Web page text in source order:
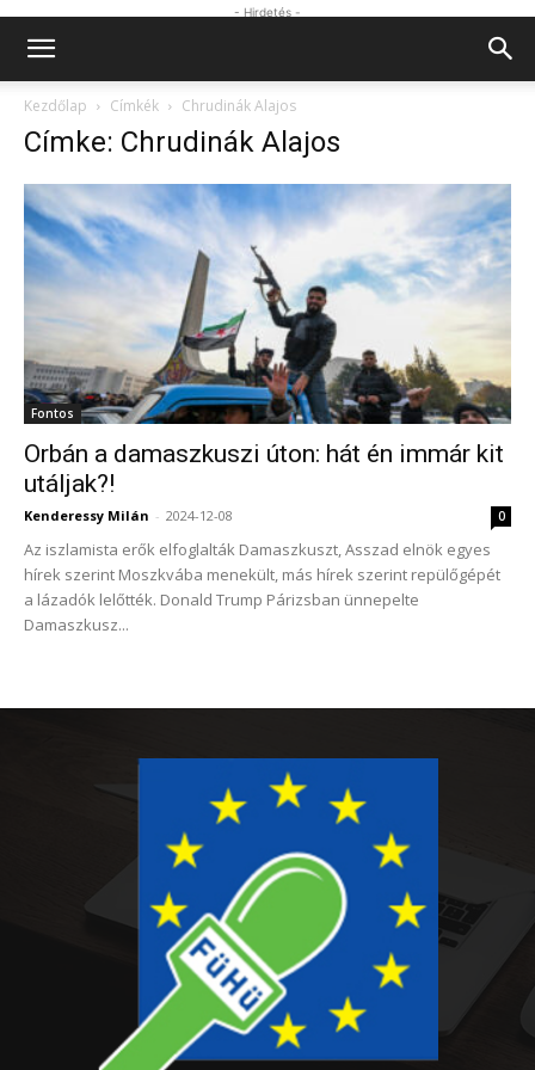
- Hirdetés -
Kezdőlap Címkék Chrudinák Alajos
Címke: Chrudinák Alajos
Fontos
Orbán a damaszkuszi úton: hát én immár kit
utáljak?!
Kenderessy Milán - 2024-12-08 0
Az iszlamista erők elfoglalták Damaszkuszt, Asszad elnök egyes
hírek szerint Moszkvába menekült, más hírek szerint repülőgépét
a lázadók lelőtték. Donald Trump Párizsban ünnepelte
Damaszkusz...